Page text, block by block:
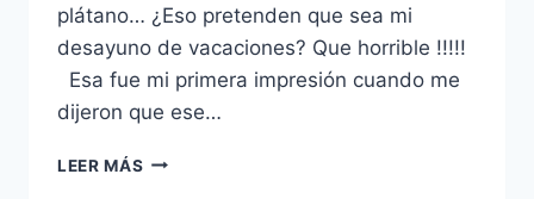
plátano… ¿Eso pretenden que sea mi
desayuno de vacaciones? Que horrible !!!!!
Esa fue mi primera impresión cuando me
dijeron que ese…
LEER MÁS PUNTA